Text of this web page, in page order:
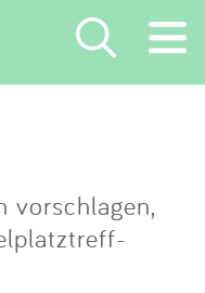
×
vorschlagen,